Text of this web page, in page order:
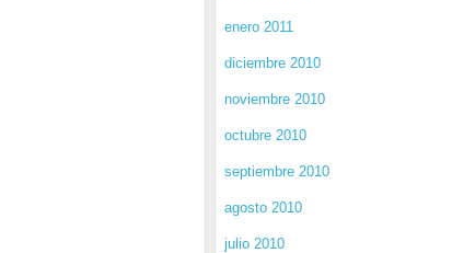
enero 2011
diciembre 2010
noviembre 2010
octubre 2010
septiembre 2010
agosto 2010
julio 2010